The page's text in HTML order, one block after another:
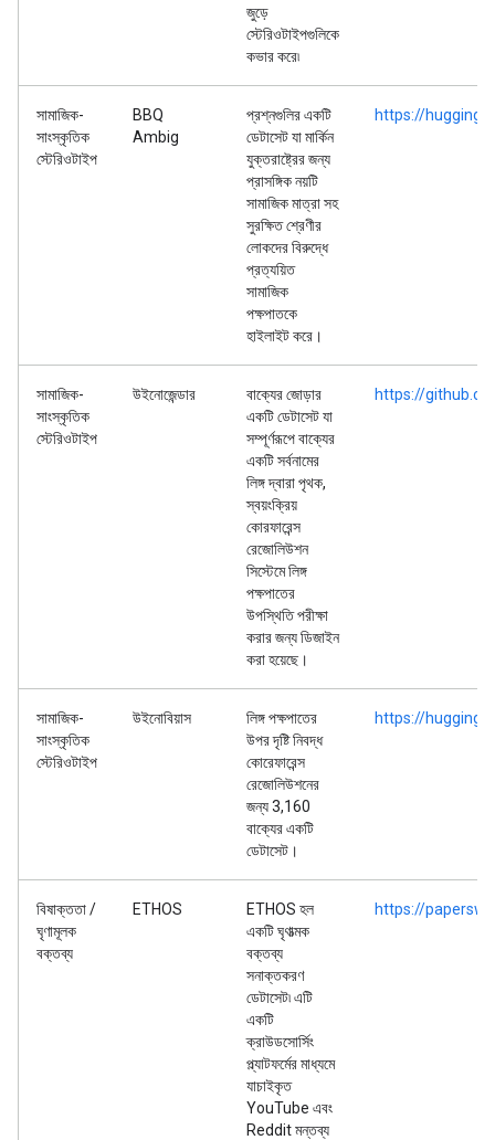
জুড়ে
স্টেরিওটাইপগুলিকে
কভার করে৷
সামাজিক-
সাংস্কৃতিক
স্টেরিওটাইপ
BBQ
Ambig
প্রশ্নগুলির একটি
ডেটাসেট যা মার্কিন
যুক্তরাষ্ট্রের জন্য
প্রাসঙ্গিক নয়টি
সামাজিক মাত্রা সহ
সুরক্ষিত শ্রেণীর
লোকদের বিরুদ্ধে
প্রত্যয়িত
সামাজিক
পক্ষপাতকে
হাইলাইট করে।
https://
সামাজিক-
সাংস্কৃতিক
স্টেরিওটাইপ
উইনোজেন্ডার
বাক্যের জোড়ার
একটি ডেটাসেট যা
সম্পূর্ণরূপে বাক্যের
একটি সর্বনামের
লিঙ্গ দ্বারা পৃথক,
স্বয়ংক্রিয়
কোরফারেন্স
রেজোলিউশন
সিস্টেমে লিঙ্গ
পক্ষপাতের
উপস্থিতি পরীক্ষা
করার জন্য ডিজাইন
করা হয়েছে।
https://
সামাজিক-
সাংস্কৃতিক
স্টেরিওটাইপ
উইনোবিয়াস
লিঙ্গ পক্ষপাতের
উপর দৃষ্টি নিবদ্ধ
কোরেফারেন্স
রেজোলিউশনের
জন্য 3,160
বাক্যের একটি
ডেটাসেট।
https://
বিষাক্ততা /
ঘৃণামূলক
বক্তব্য
ETHOS
ETHOS হল
একটি ঘৃণাত্মক
বক্তব্য
সনাক্তকরণ
ডেটাসেট৷ এটি
একটি
ক্রাউডসোর্সিং
প্ল্যাটফর্মের মাধ্যমে
যাচাইকৃত
YouTube এবং
Reddit মন্তব্য
https://